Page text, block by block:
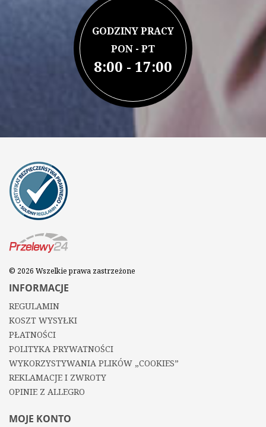
GODZINY PRACY
PON - PT
8:00 - 17:00
© 2026 Wszelkie prawa zastrzeżone
INFORMACJE
REGULAMIN
KOSZT WYSYŁKI
PŁATNOŚCI
POLITYKA PRYWATNOŚCI
WYKORZYSTYWANIA PLIKÓW „COOKIES”
REKLAMACJE I ZWROTY
OPINIE Z ALLEGRO
MOJE KONTO